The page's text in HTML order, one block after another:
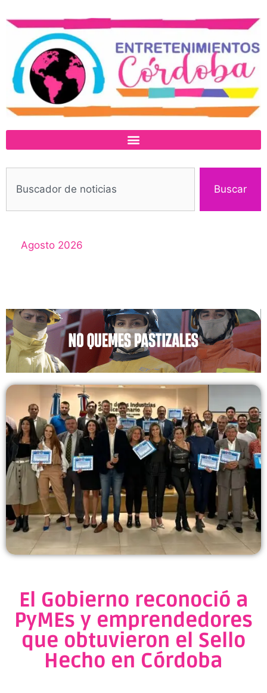
Buscar
Agosto 2026
El Gobierno reconoció a
PyMEs y emprendedores
que obtuvieron el Sello
Hecho en Córdoba